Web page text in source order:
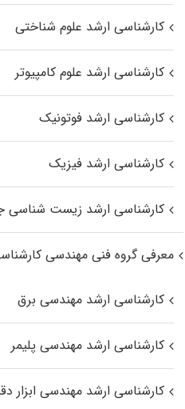
کارشناسی ارشد علوم شناختی
کارشناسی ارشد علوم کامپیوتر
کارشناسی ارشد فوتونیک
کارشناسی ارشد فیزیک
کارشناسی ارشد زیست‌ شناسی
معرفی گروه فنی مهندسی
کارشناسی ارشد مهندسی برق
کارشناسی ارشد مهندسی پلیمر
کارشناسی ارشد مهندسی ابزار